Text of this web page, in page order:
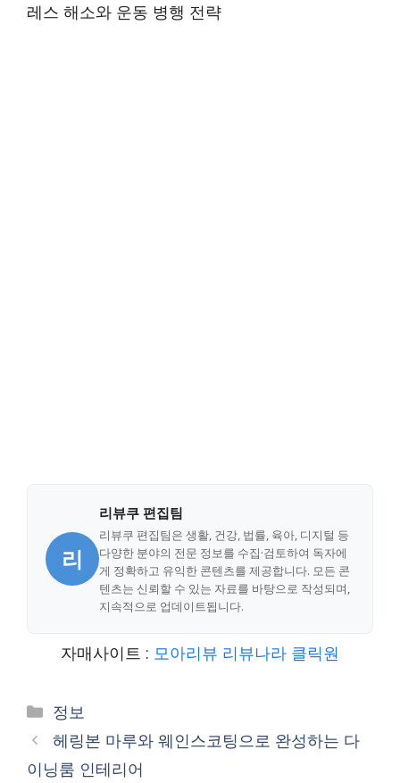
레스 해소와 운동 병행 전략
리
리뷰쿠 편집팀
리뷰쿠 편집팀은 생활, 건강, 법률, 육아, 디지털 등
다양한 분야의 전문 정보를 수집·검토하여 독자에
게 정확하고 유익한 콘텐츠를 제공합니다. 모든 콘
텐츠는 신뢰할 수 있는 자료를 바탕으로 작성되며,
지속적으로 업데이트됩니다.
자매사이트 : 모아리뷰 리뷰나라 클릭원
Categories
정보
헤링본 마루와 웨인스코팅으로 완성하는 다
이닝룸 인테리어